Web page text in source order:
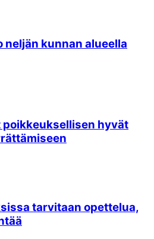
neljän kunnan alueella
poikkeuksellisen hyvät
tarvitaan opettelua,